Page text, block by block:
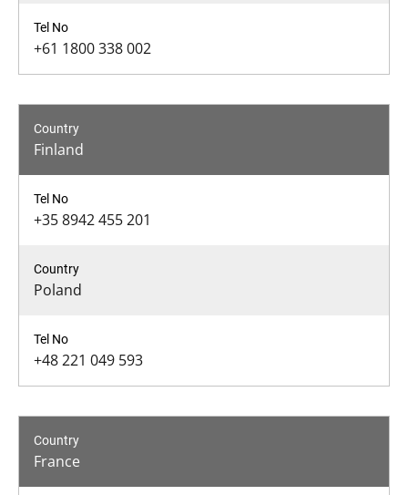
+61 1800 338 002
Finland
+35 8942 455 201
Poland
+48 221 049 593
France